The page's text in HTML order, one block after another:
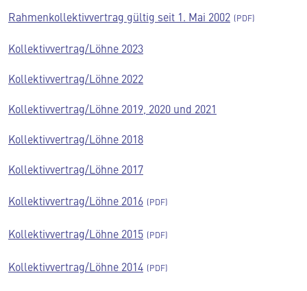
Rahmenkollektivvertrag gültig seit 1. Mai 2002
Kollektivvertrag/Löhne 2023
Kollektivvertrag/Löhne 2022
Kollektivvertrag/Löhne 2019, 2020 und 2021
Kollektivvertrag/Löhne 2018
Kollektivvertrag/Löhne 2017
Kollektivvertrag/Löhne 2016
Kollektivvertrag/Löhne 2015
Kollektivvertrag/Löhne 2014